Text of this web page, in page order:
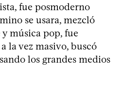
fue posmoderno
se usara, mezcló
música pop, fue
la vez masivo, buscó
los grandes medios